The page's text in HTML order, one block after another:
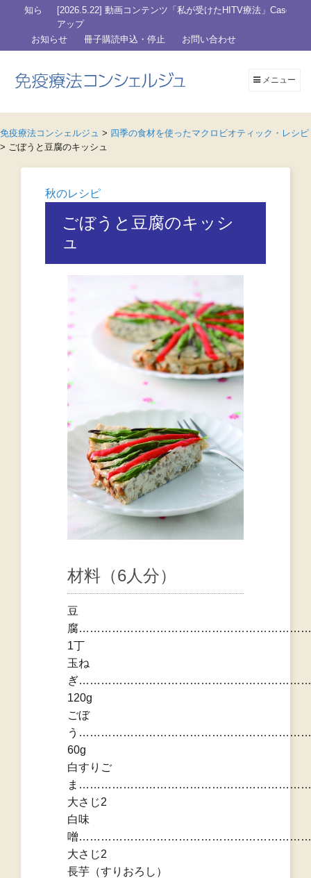
[2026.5.22] 動画コンテンツ「私が受けたHITV療法」Case 003を
お知らせ
冊子購読申込・停止 お問い合わせ
メニュー
免疫療法コンシェルジュ > 四季の食材を使ったマクロビオティック・レシピ
> ごぼうと豆腐のキッシュ
秋のレシピ
ごぼうと豆腐のキッシ
ュ
材料（6人分）
豆
腐
1丁
玉ね
ぎ
120g
ごぼ
う
60g
白すりご
ま
大さじ2
白味
噌
大さじ2
長芋（すりおろし）